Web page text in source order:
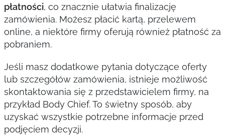
płatności, co znacznie ułatwia finalizację
zamówienia. Możesz płacić kartą, przelewem
online, a niektóre firmy oferują również płatność za
pobraniem.
Jeśli masz dodatkowe pytania dotyczące oferty
lub szczegółów zamówienia, istnieje możliwość
skontaktowania się z przedstawicielem firmy, na
przykład Body Chief. To świetny sposób, aby
uzyskać wszystkie potrzebne informacje przed
podjęciem decyzji.